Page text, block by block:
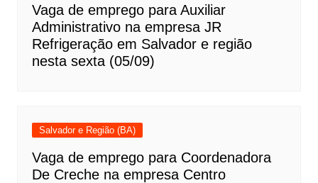
Vaga de emprego para Auxiliar
Administrativo na empresa JR
Refrigeração em Salvador e região
nesta sexta (05/09)
Salvador e Região (BA)
Vaga de emprego para Coordenadora
De Creche na empresa Centro